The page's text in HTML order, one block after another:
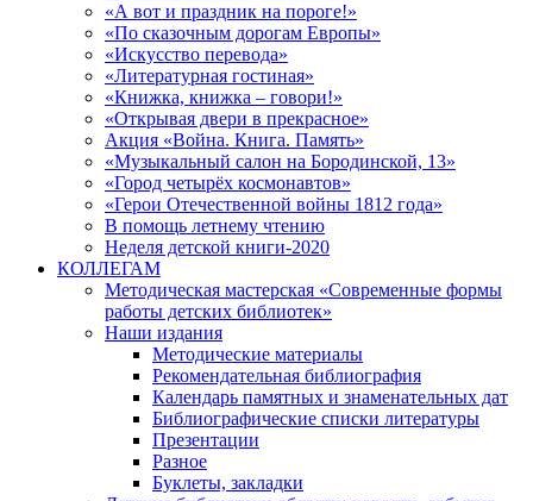
«А вот и праздник на пороге!»
«По сказочным дорогам Европы»
«Искусство перевода»
«Литературная гостиная»
«Книжка, книжка – говори!»
«Открывая двери в прекрасное»
Акция «Война. Книга. Память»
«Музыкальный салон на Бородинской, 13»
«Город четырёх космонавтов»
«Герои Отечественной войны 1812 года»
В помощь летнему чтению
Неделя детской книги-2020
КОЛЛЕГАМ
Методическая мастерская «Современные формы
работы детских библиотек»
Наши издания
Методические материалы
Рекомендательная библиография
Календарь памятных и знаменательных дат
Библиографические списки литературы
Презентации
Разное
Буклеты, закладки